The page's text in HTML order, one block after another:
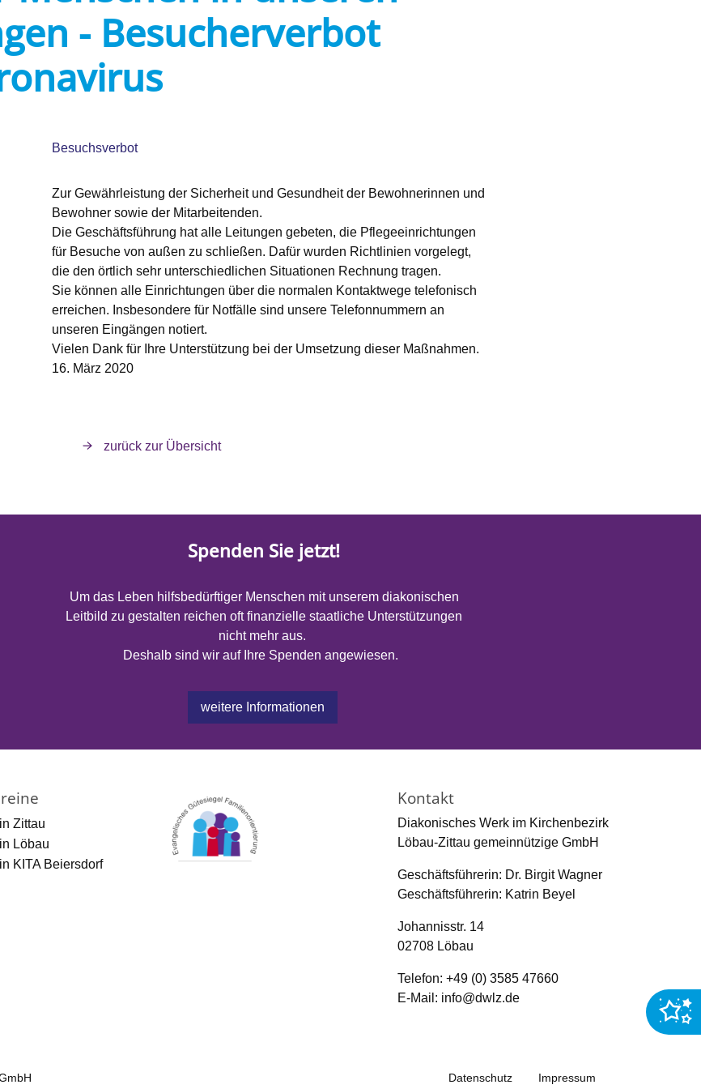
- Besucherverbot
Besuchsverbot
Zur Gewährleistung der Sicherheit und Gesundheit der Bewohnerinnen und
Bewohner sowie der Mitarbeitenden.
Die Geschäftsführung hat alle Leitungen gebeten, die Pflegeeinrichtungen
für Besuche von außen zu schließen. Dafür wurden Richtlinien vorgelegt,
die den örtlich sehr unterschiedlichen Situationen Rechnung tragen.
Sie können alle Einrichtungen über die normalen Kontaktwege telefonisch
erreichen. Insbesondere für Notfälle sind unsere Telefonnummern an
unseren Eingängen notiert.
Vielen Dank für Ihre Unterstützung bei der Umsetzung dieser Maßnahmen.
16. März 2020
zurück zur Übersicht
Spenden Sie jetzt!
Um das Leben hilfsbedürftiger Menschen mit unserem diakonischen
Leitbild zu gestalten reichen oft finanzielle staatliche Unterstützungen
nicht mehr aus.
Deshalb sind wir auf Ihre Spenden angewiesen.
weitere Informationen
Zittau
Löbau
KITA Beiersdorf
Kontakt
Diakonisches Werk im Kirchenbezirk
Löbau-Zittau gemeinnützige GmbH
Geschäftsführerin: Dr. Birgit Wagner
Geschäftsführerin: Katrin Beyel
Johannisstr. 14
02708 Löbau
Telefon: +49 (0) 3585 47660
E-Mail: info­@­dwlz­.­de
Datenschutz Impressum